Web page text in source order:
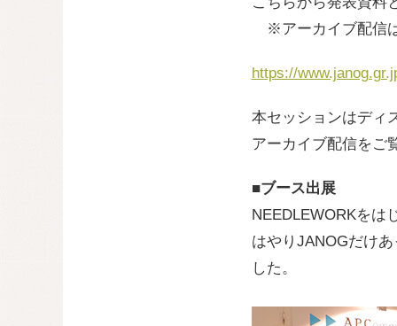
※アーカイブ配信
https://
本セッションはディ
アーカイブ配信をご
■ブース出展
NEEDLEWORKをは
はやりJANOGだけ
した。